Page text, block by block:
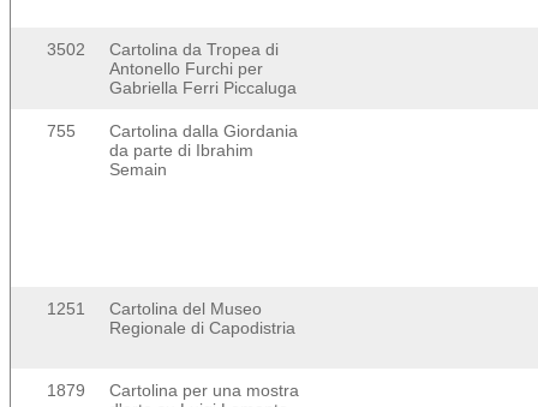
3502
Cartolina da Tropea di
Antonello Furchi per
Gabriella Ferri Piccaluga
755
Cartolina dalla Giordania
da parte di Ibrahim
Semain
1251
Cartolina del Museo
Regionale di Capodistria
1879
Cartolina per una mostra